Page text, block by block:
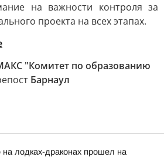
на важности контроля за
проекта на всех этапах.
"Комитет по образованию
Барнаул
на лодках-драконах прошел на